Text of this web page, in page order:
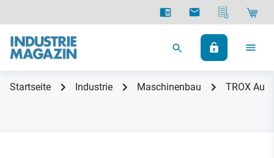
Startseite Industrie Maschinenbau TROX